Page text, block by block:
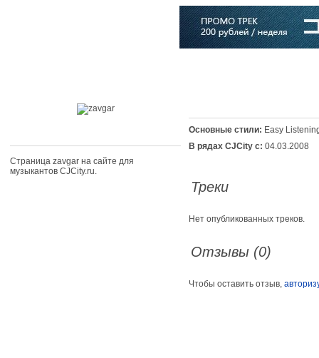
Страница zavgar на сайте для
музыкантов CJCity.ru.
Основные стили: Easy
В рядах CJCity с: 04.03.2008
Треки
Нет опубликованных треков.
Отзывы (0)
Чтобы оставить отзыв,